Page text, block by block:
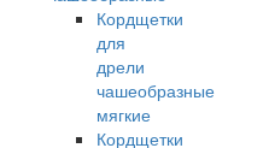
Кордщетки
для
дрели
чашеобразные
мягкие
Кордщетки